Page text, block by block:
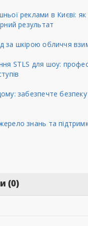
реклами в Києві:
результат
за шкірою обличчя
STLS для шоу:
забезпечте безпеку
знань та
(0)